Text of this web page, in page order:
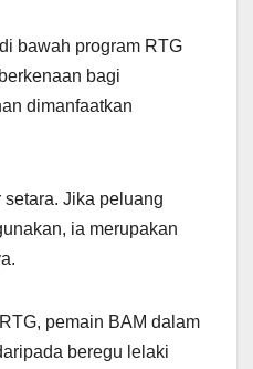
bawah program RTG
bagi
dimanfaatkan
setara. Jika peluang
ia merupakan
pemain BAM dalam
beregu lelaki